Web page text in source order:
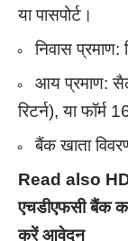
या पासपोर्ट।
निवास प्रमाण:
आय प्रमाण:
रिटर्न), या फॉर्म
बैंक खाता
Read also
एचडीएफसी बैंक
करें आवेदन